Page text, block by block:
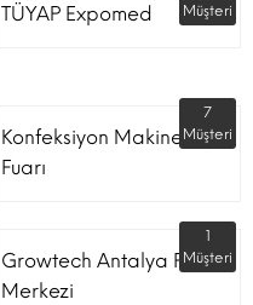
TÜYAP Expomed
Müşteri
Konfeksiyon Makinesi
Fuarı
7
Müşteri
Growtech Antalya Fuar
Merkezi
1
Müşteri